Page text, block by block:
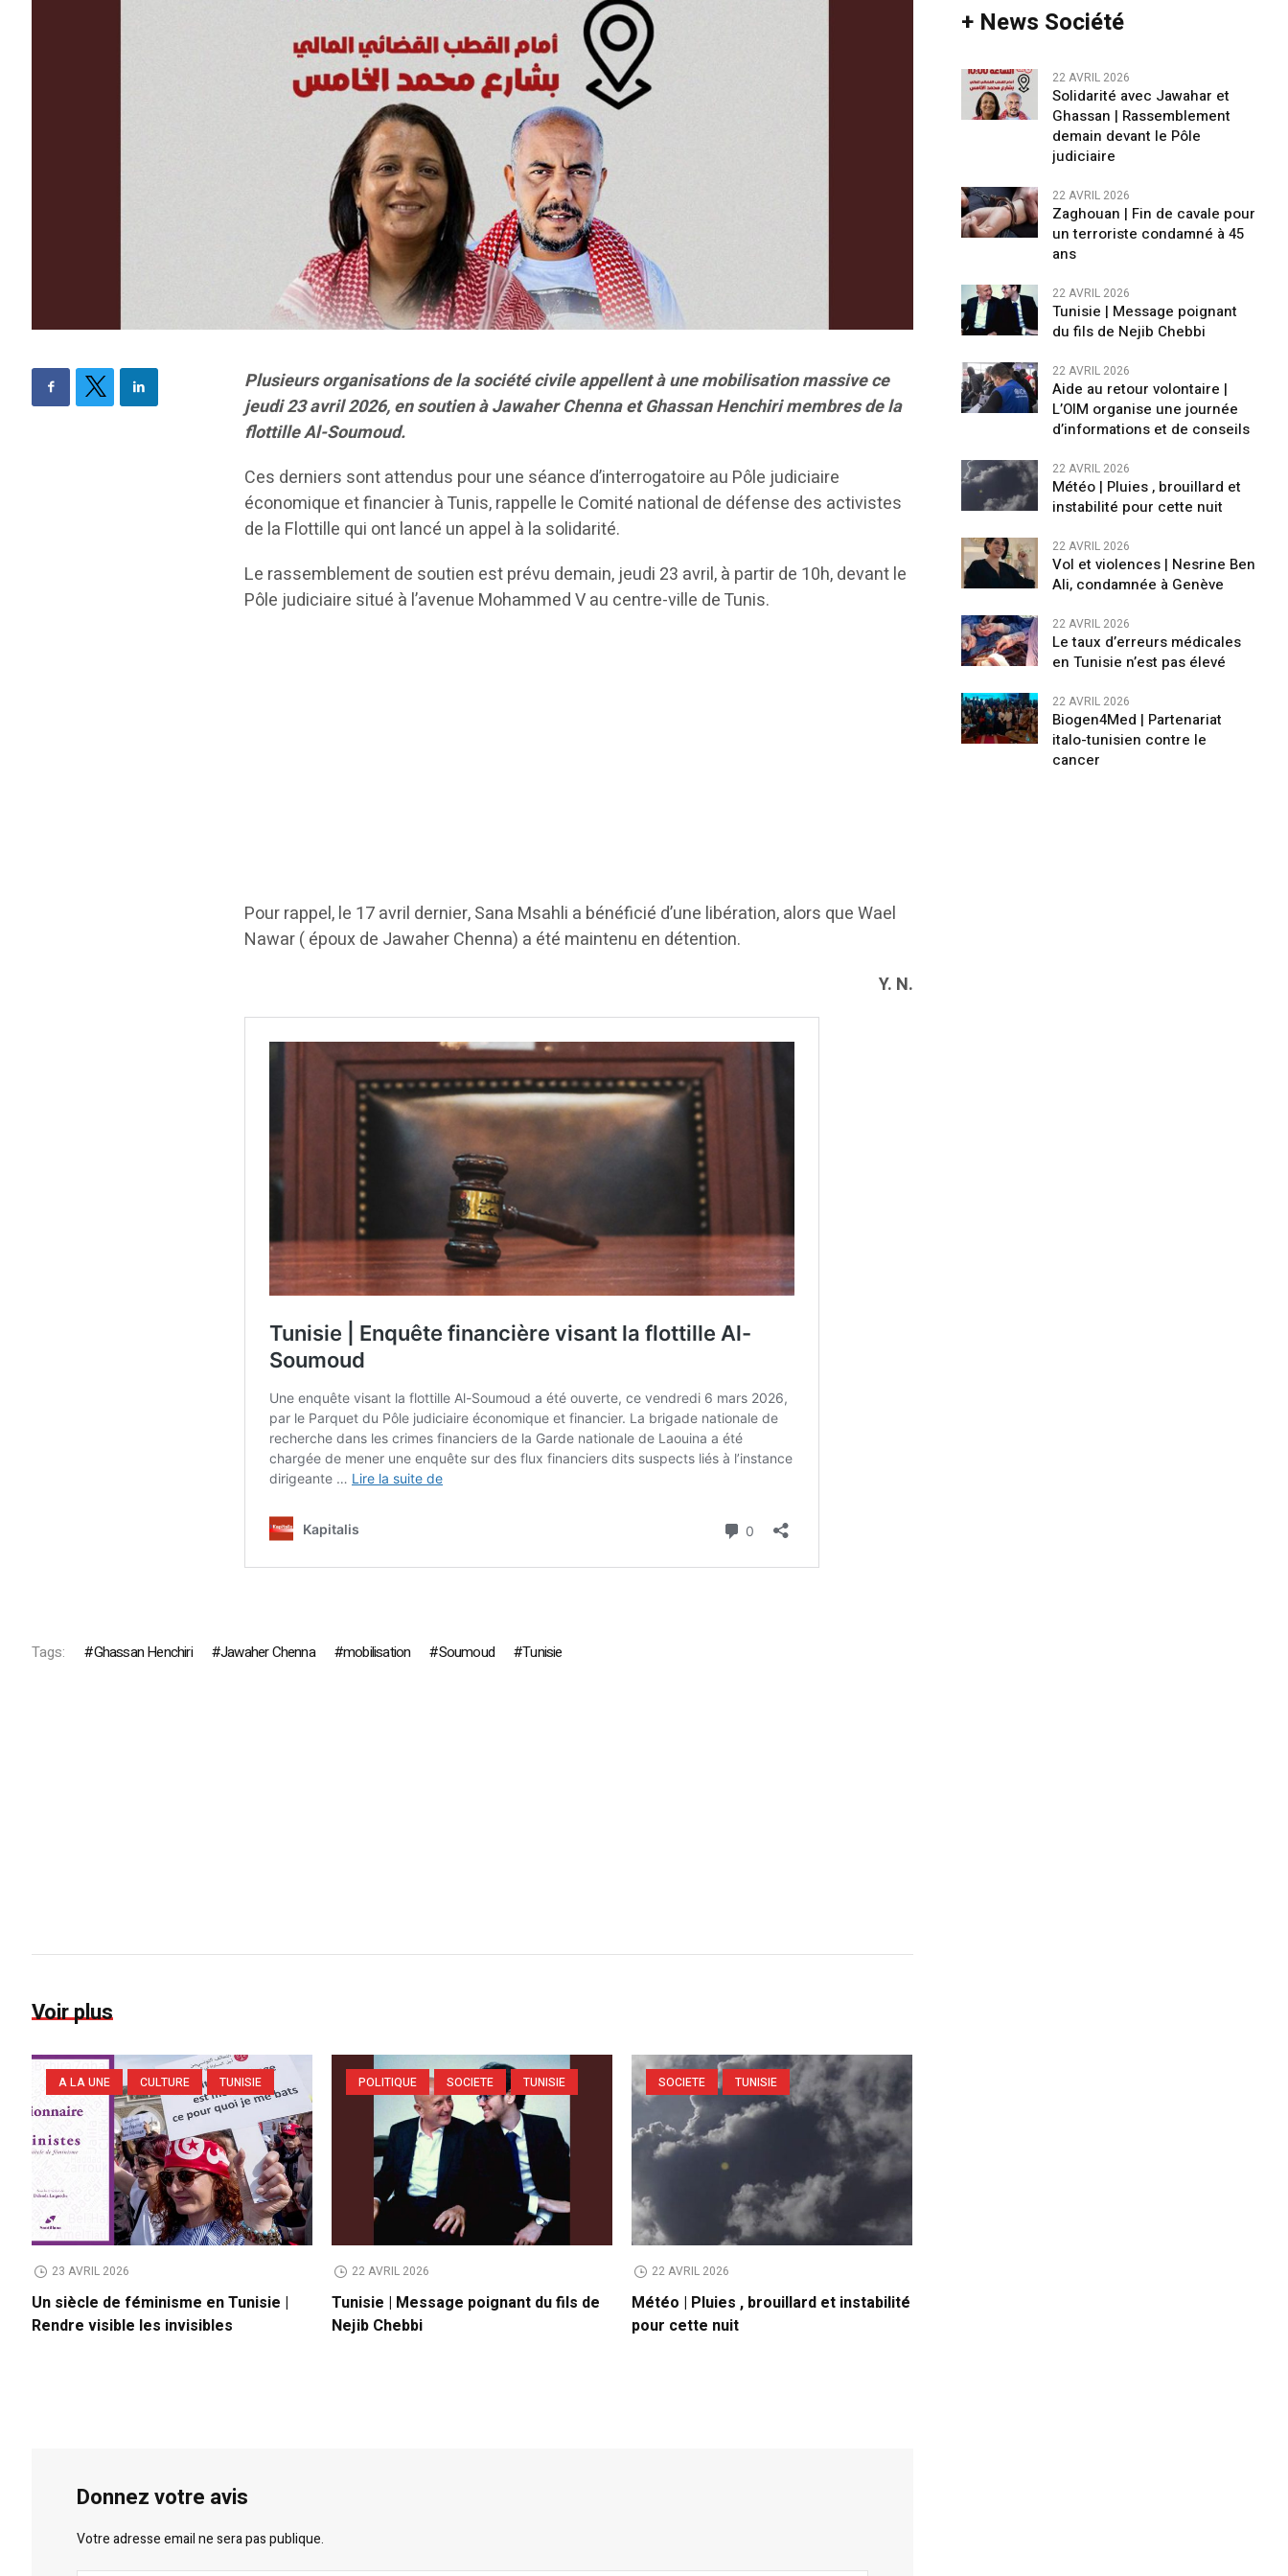
Plusieurs organisations de la société civile appellent à une mobilisation massive ce
jeudi 23 avril 2026, en soutien à Jawaher Chenna et Ghassan Henchiri membres de la
flottille Al-Soumoud.
Ces derniers sont attendus pour une séance d’interrogatoire au Pôle judiciaire
économique et financier à Tunis, rappelle le Comité national de défense des activistes
de la Flottille qui ont lancé un appel à la solidarité.
Le rassemblement de soutien est prévu demain, jeudi 23 avril, à partir de 10h, devant le
Pôle judiciaire situé à l’avenue Mohammed V au centre-ville de Tunis.
Pour rappel, le 17 avril dernier, Sana Msahli a bénéficié d’une libération, alors que Wael
Nawar ( époux de Jawaher Chenna) a été maintenu en détention.
Y. N.
Tags: Ghassan Henchiri Jawaher Chenna mobilisation Soumoud Tunisie
Voir plus
A LA UNE CULTURE TUNISIE
23 AVRIL 2026
Un siècle de féminisme en Tunisie |
Rendre visible les invisibles
POLITIQUE SOCIETE TUNISIE
22 AVRIL 2026
Tunisie | Message poignant du fils de
Nejib Chebbi
SOCIETE TUNISIE
22 AVRIL 2026
Météo | Pluies , brouillard et instabilité
pour cette nuit
Donnez votre avis
Votre adresse email ne sera pas publique.
+ News Société
22 AVRIL 2026
Solidarité avec Jawahar et
Ghassan | Rassemblement
demain devant le Pôle
judiciaire
22 AVRIL 2026
Zaghouan | Fin de cavale pour
un terroriste condamné à 45
ans
22 AVRIL 2026
Tunisie | Message poignant
du fils de Nejib Chebbi
22 AVRIL 2026
Aide au retour volontaire |
L’OIM organise une journée
d’informations et de conseils
22 AVRIL 2026
Météo | Pluies , brouillard et
instabilité pour cette nuit
22 AVRIL 2026
Vol et violences | Nesrine Ben
Ali, condamnée à Genève
22 AVRIL 2026
Le taux d’erreurs médicales
en Tunisie n’est pas élevé
22 AVRIL 2026
Biogen4Med | Partenariat
italo-tunisien contre le
cancer